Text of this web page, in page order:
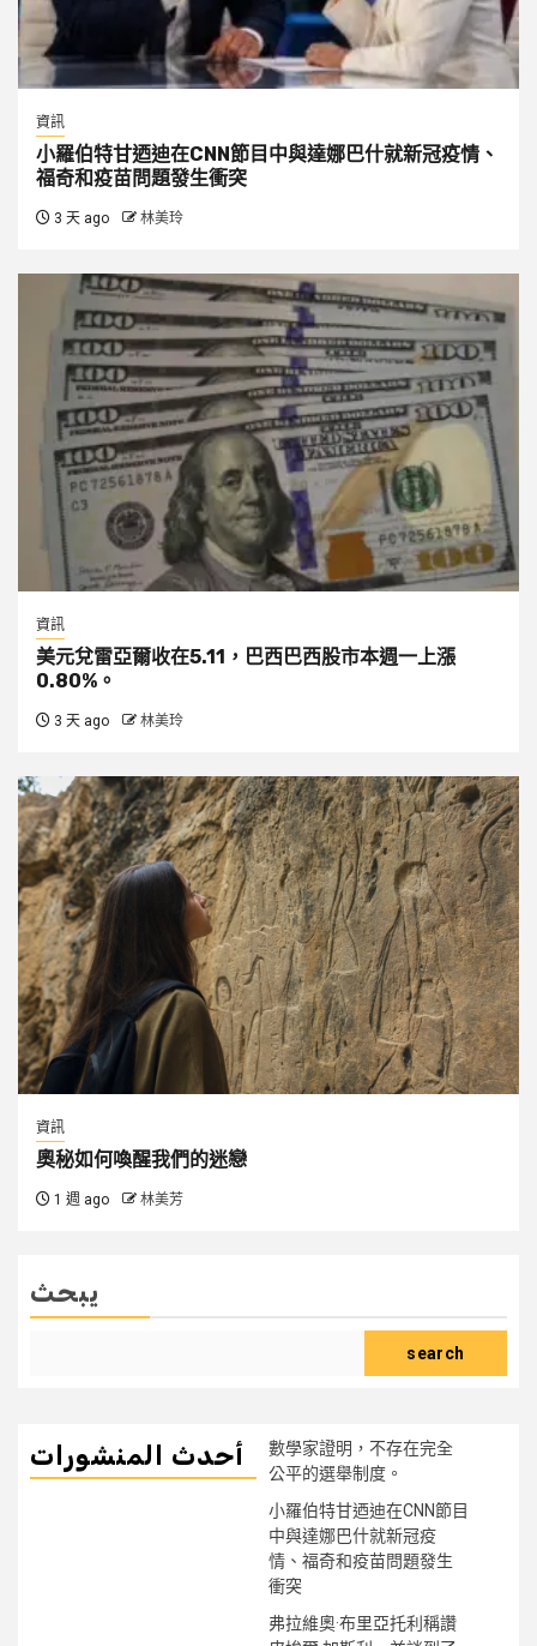
資訊
小羅伯特甘迺迪在CNN節目中與達娜巴什就新冠疫情、
福奇和疫苗問題發生衝突
3 天 ago 林美玲
資訊
美元兌雷亞爾收在5.11，巴西巴西股市本週一上漲
0.80%。
3 天 ago 林美玲
資訊
奧秘如何喚醒我們的迷戀
1 週 ago 林美芳
يبحث
search
أحدث المنشورات
數學家證明，不存在完全
公平的選舉制度。
小羅伯特甘迺迪在CNN節目
中與達娜巴什就新冠疫
情、福奇和疫苗問題發生
衝突
弗拉維奧·布里亞托利稱讚